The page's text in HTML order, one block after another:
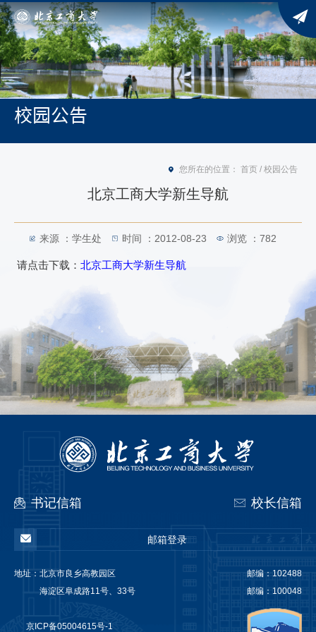
校园公告
您所在的位置： 首页 / 校园公告
北京工商大学新生导航
来源 ：学生处 时间 ：2012-08-23 浏览 ： 782
请点击下载： 北京工商大学新生导航
书记信箱 校长信箱
邮箱登录
地址： 北京市良乡高教园区
邮编：102488
海淀区阜成路11号、33号
邮编：100048
京ICP备05004615号-1